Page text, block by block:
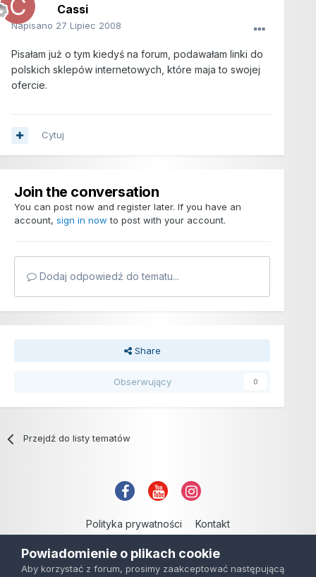
Cassi
Napisano 27 Lipiec 2008
Pisałam już o tym kiedyś na forum, podawałam linki do
polskich sklepów internetowych, które maja to swojej
ofercie.
Cytuj
Join the conversation
You can post now and register later. If you have an
account, sign in now to post with your account.
Dodaj odpowiedź do tematu...
Share
Obserwujący 0
Przejdź do listy tematów
Polityka prywatności Kontakt
Powered by Invision Community
Powiadomienie o plikach cookie
Aby korzystać z forum, prosimy zaakceptować następującą